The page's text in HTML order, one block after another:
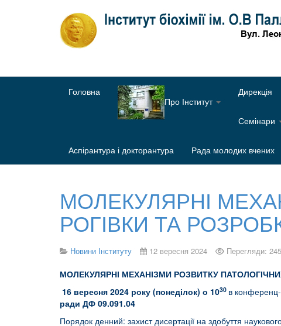
Головна
Про Інститут
Дирекція
Семінари
Аспірантура і докторантура Рада молодих вчених
МОЛЕКУЛЯРНІ
РОГІВКИ ТА
Новини Інституту 12 вересня 2024 Перегляди:
МОЛЕКУЛЯРНІ МЕХАНІЗМИ РОЗВИТКУ
16 вересня 2024 року (понеділок) о 1030 в конференц-
ради ДФ 09.091.04
Порядок денний: захист дисертації на здобуття